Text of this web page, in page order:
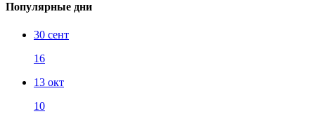
Популярные дни
30 сент
16
13 окт
10